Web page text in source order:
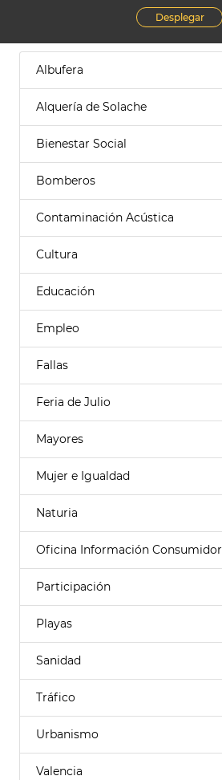
Desplegar
Albufera
Alquería de Solache
Bienestar Social
Bomberos
Contaminación Acústica
Cultura
Educación
Empleo
Fallas
Feria de Julio
Mayores
Mujer e Igualdad
Naturia
Oficina Información Consumidor
Participación
Playas
Sanidad
Tráfico
Urbanismo
Valencia